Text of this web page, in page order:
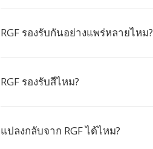
RGF รองรับกันอย่างแพร่หลายไหม?
RGF รองรับสีไหม?
แปลงกลับจาก RGF ได้ไหม?